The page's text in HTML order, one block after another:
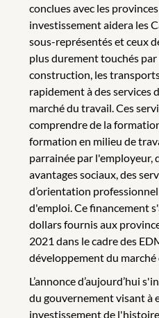
conclues avec les
investissement aidera les
sous-représentés et ceux
plus durement touchés
construction, les
rapidement à des services
marché du travail. Ces
comprendre de la
formation en milieu de
parrainée par l'employeur,
avantages sociaux, des
d’orientation
d'emploi. Ce financement
dollars fournis aux
2021 dans le cadre des
développement du marché
L’annonce d’aujourd’hui
du gouvernement visant à
investissement de